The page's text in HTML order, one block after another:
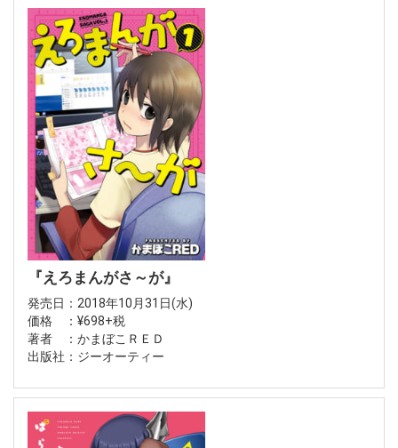
『えろまんがさ～が』
発売日：2018年10月31日(水)
価格 ：¥698+税
著者 ：かまぼこＲＥＤ
出版社：ジーオーティー